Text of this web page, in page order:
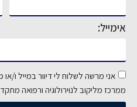
אימייל:
ממרכז מליקוב לנוירולוגיה ורפואה